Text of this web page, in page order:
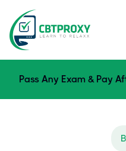
Pass Any Exam & Pay